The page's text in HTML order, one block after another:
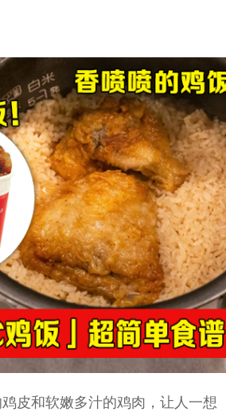
皮和软嫩多汁的鸡肉，让人一想